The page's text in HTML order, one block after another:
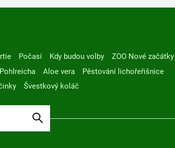
Počasí Kdy budou volby
ZOO Nové začátky
Aloe vera
Pěstování lichořeřišnice
Švestkový koláč